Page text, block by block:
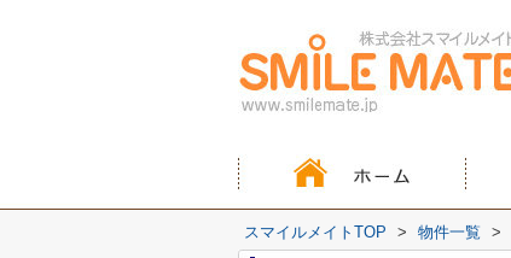
スマイルメイトTOP > 物件一覧 >